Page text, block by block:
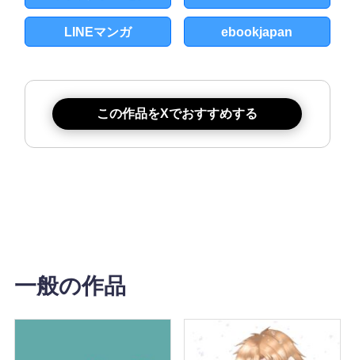
LINEマンガ ebookjapan
この作品をXでおすすめする
一般の作品